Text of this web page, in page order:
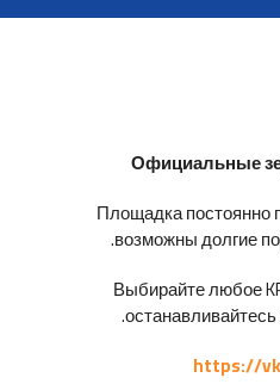
Официальные
Площадка постоянно
возможны долгие
Выбирайте любое
https://